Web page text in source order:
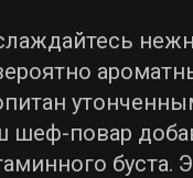
шеф-повар
буста.